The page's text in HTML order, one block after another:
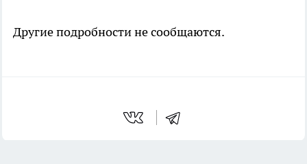
Другие подробности не сообщаются.